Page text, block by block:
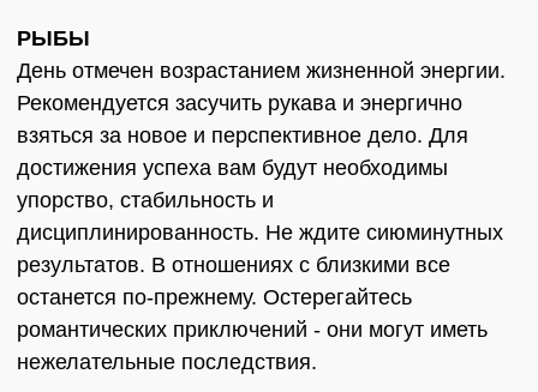
РЫБЫ
День отмечен возрастанием жизненной энергии.
Рекомендуется засучить рукава и энергично
взяться за новое и перспективное дело. Для
достижения успеха вам будут необходимы
упорство, стабильность и
дисциплинированность. Не ждите сиюминутных
результатов. В отношениях с близкими все
останется по-прежнему. Остерегайтесь
романтических приключений - они могут иметь
нежелательные последствия.